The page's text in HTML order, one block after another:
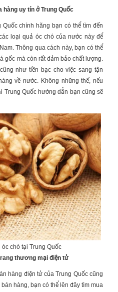
hàng uy tín ở Trung Quốc
chính hãng bạn có thể tìm đến
loại quả óc chó của nước này để
Thông qua cách này, bạn có thể
gốc mà còn rất đảm bảo chất lượng.
như tiền bạc cho việc sang tận
về nước. Không những thế, nếu
Trung Quốc hướng dẫn bạn cũng sẽ
óc chó tại Trung Quốc
thương mại điện tử
hàng điện tử của Trung Quốc cũng
hàng, bạn có thể lên đây tìm mua